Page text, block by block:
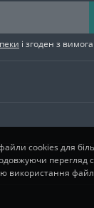
і згоден з
cookies для
перегляд
використання